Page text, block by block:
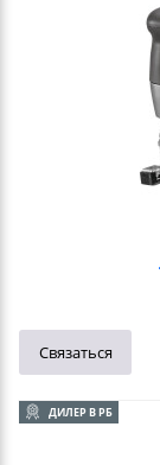
Связаться
ДИЛЕР В РБ